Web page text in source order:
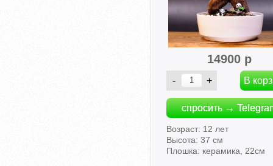
14900 р
спросить →
Возраст: 12 лет
Высота: 37 см
Плошка: керамика, 22см